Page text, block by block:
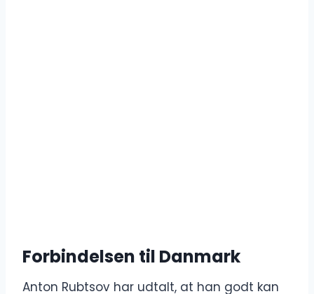
Forbindelsen til Danmark
Anton Rubtsov har udtalt, at han godt kan